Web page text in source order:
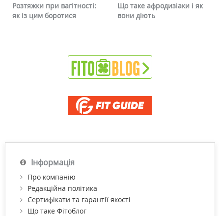
вагітності:
Що таке афродизіаки і як
вони діють
Чому
Інформація
Про компанію
Редакційна політика
Сертифікати та гарантії якості
Що таке Фітоблог